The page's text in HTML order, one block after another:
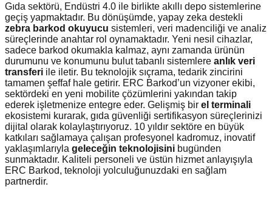
Gıda sektörü, Endüstri 4.0 ile birlikte akıllı depo sistemlerine
geçiş yapmaktadır. Bu dönüşümde, yapay zeka destekli
zebra barkod okuyucu sistemleri, veri madenciliği ve analiz
süreçlerinde anahtar rol oynamaktadır. Yeni nesil cihazlar,
sadece barkod okumakla kalmaz, aynı zamanda ürünün
durumunu ve konumunu bulut tabanlı sistemlere anlık veri
transferi ile iletir. Bu teknolojik sıçrama, tedarik zincirini
tamamen şeffaf hale getirir. ERC Barkod’un vizyoner ekibi,
sektördeki en yeni mobilite çözümlerini yakından takip
ederek işletmenize entegre eder. Gelişmiş bir el terminali
ekosistemi kurarak, gıda güvenliği sertifikasyon süreçlerinizi
dijital olarak kolaylaştırıyoruz. 10 yıldır sektöre en büyük
katkıları sağlamaya çalışan profesyonel kadromuz, inovatif
yaklaşımlarıyla geleceğin teknolojisini bugünden
sunmaktadır. Kaliteli personeli ve üstün hizmet anlayışıyla
ERC Barkod, teknoloji yolculuğunuzdaki en sağlam
partnerdir.